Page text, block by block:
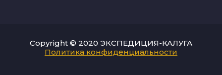
Copyright © 2020 ЭКСПЕДИЦИЯ-КАЛУГА
Политика конфиденциальности